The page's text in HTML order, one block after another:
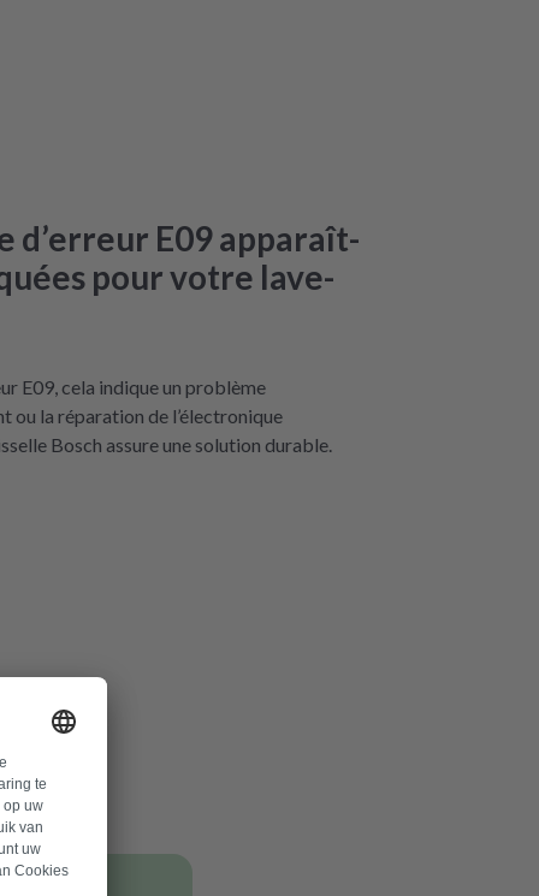
d’erreur E09 apparaît-
pour votre lave-
E09, cela indique un problème
ou la réparation de l’électronique
Bosch assure une solution durable.